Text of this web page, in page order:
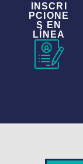
INSCRI
PCIONE
S EN
LÍNEA